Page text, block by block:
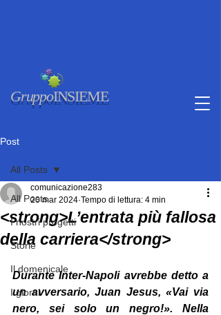
GruppoINSIEME
Post
All Posts
I nostri progetti
Storie
Il domenicale
I giorni
All Posts
<strong>L’entrata più fallosa
della carriera</strong>
comunicazione283
20 mar 2024 Tempo di lettura: 4 min
Durante Inter-Napoli avrebbe detto a
un avversario, Juan Jesus, «Vai via
nero, sei solo un negro!». Nella